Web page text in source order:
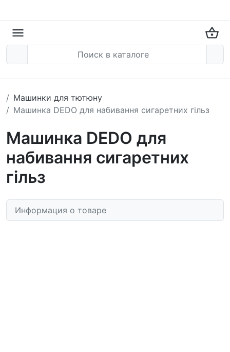
Машинки для тютюну
Машинка DEDO для набивання сигаретних гільз
Машинка DEDO для
набивання сигаретних
гільз
Информация о товаре